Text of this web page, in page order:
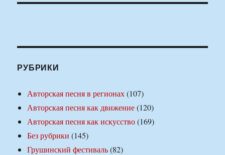
РУБРИКИ
Авторская песня в регионах(107)
Авторская песня как движение(120)
Авторская песня как искусство(169)
Без рубрики (145)
Грушинский фестиваль(82)